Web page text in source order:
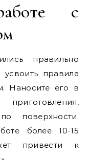
с
правильно
правила
Наносите его в
поверхности.
более 10-15
привести к